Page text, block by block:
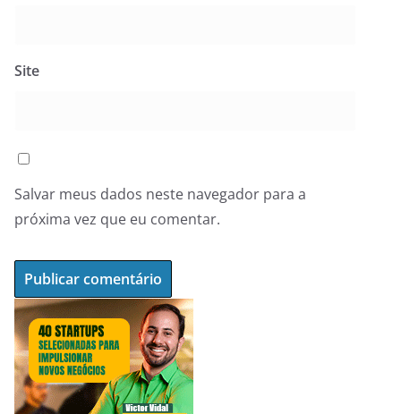
Site
Salvar meus dados neste navegador para a
próxima vez que eu comentar.